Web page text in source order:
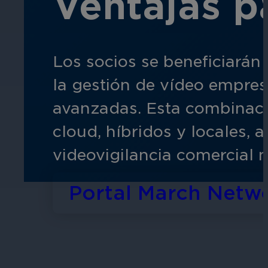
Hostelería
Mejore la seguridad de los
Los socios se
la gestión de vídeo
avanzadas. Esta
cloud, híbridos y locales,
videovigilancia comercial
Portal March